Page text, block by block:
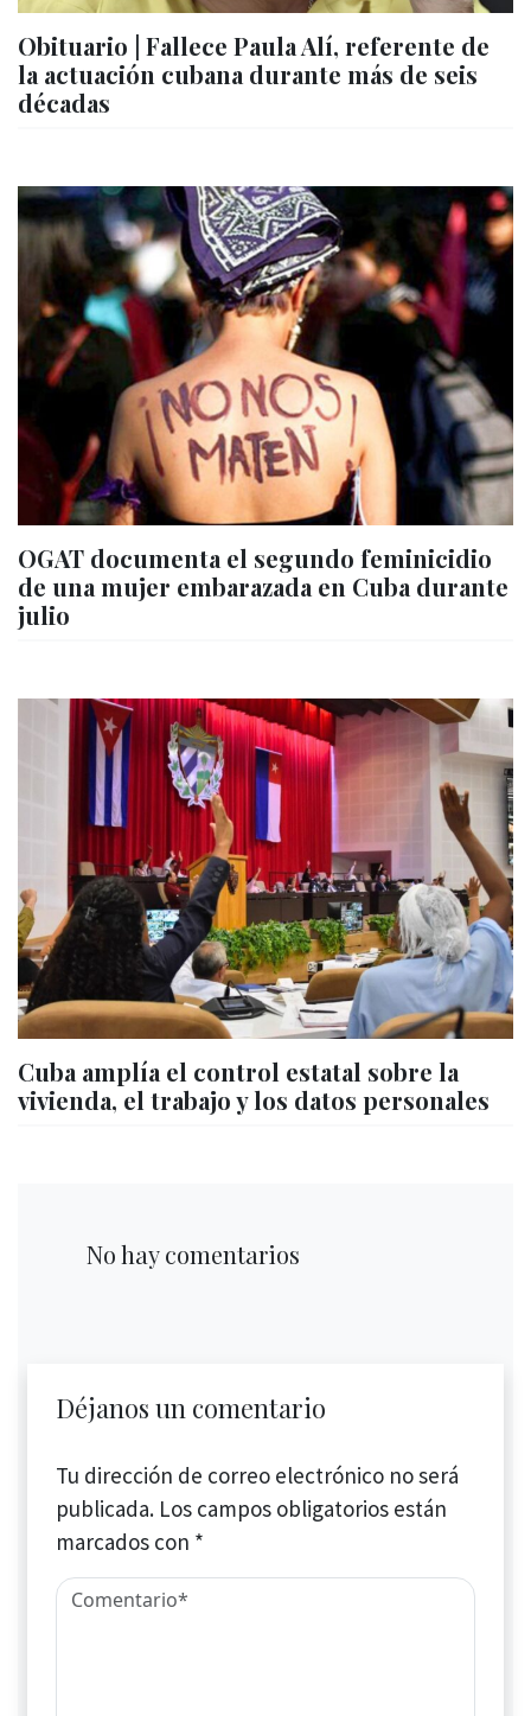
Obituario | Fallece Paula Alí, referente de
la actuación cubana durante más de seis
décadas
OGAT documenta el segundo feminicidio
de una mujer embarazada en Cuba durante
julio
Cuba amplía el control estatal sobre la
vivienda, el trabajo y los datos personales
No hay comentarios
Déjanos un comentario
Tu dirección de correo electrónico no será
publicada. Los campos obligatorios están
marcados con *